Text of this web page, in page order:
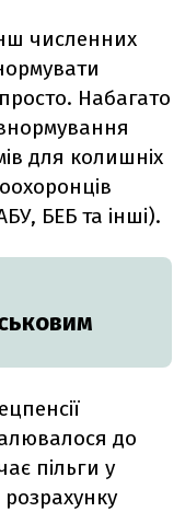
численних
Набагато
для колишніх
БЕБ та інші).
до
пільги у